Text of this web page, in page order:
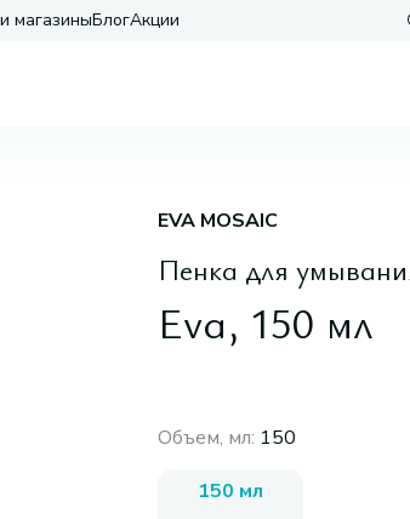
магазиныБлогАкции
EVA MOSAIC
Пенка для
Eva, 150 мл
Объем, мл: 150
150 мл